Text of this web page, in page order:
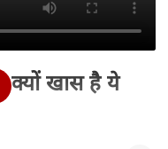
क्यों खास है ये